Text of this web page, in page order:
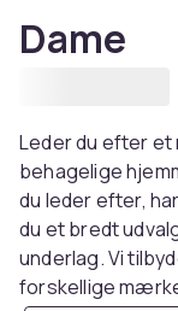
Dame
Leder du efter
behagelige
du leder efter,
du et bredt
underlag. Vi
forskellige